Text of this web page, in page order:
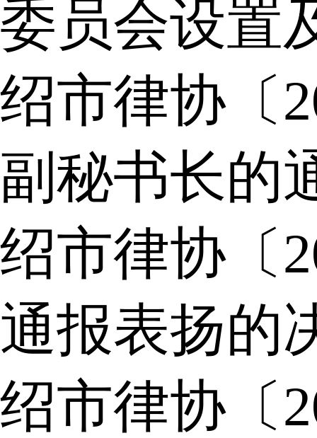
委员会设置
绍市律协〔
副秘书长的
绍市律协〔
通报表扬的
绍市律协〔